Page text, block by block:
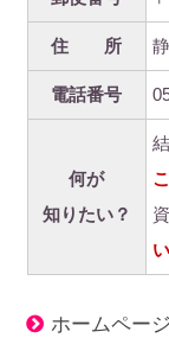
住 所
電話番号
何が
知りたい？
ホームページ